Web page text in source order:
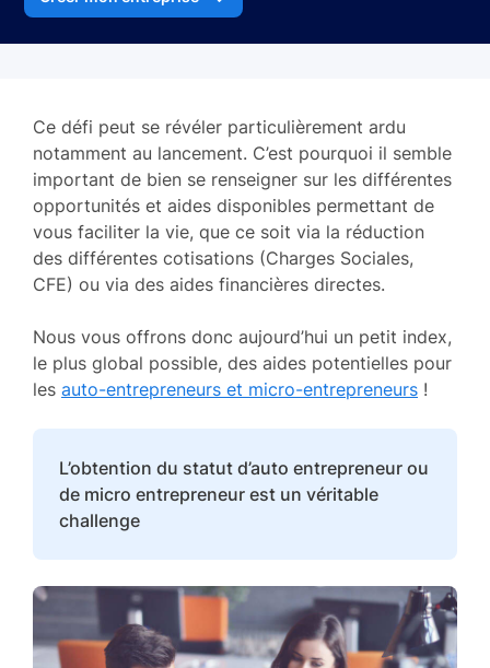
Ce défi peut se révéler particulièrement ardu
notamment au lancement. C’est pourquoi il semble
important de bien se renseigner sur les différentes
opportunités et aides disponibles permettant de
vous faciliter la vie, que ce soit via la réduction
des différentes cotisations (Charges Sociales,
CFE) ou via des aides financières directes.
Nous vous offrons donc aujourd’hui un petit index,
le plus global possible, des aides potentielles pour
les auto-entrepreneurs et micro-entrepreneurs !
L’obtention du statut d’auto entrepreneur ou
de micro entrepreneur est un véritable
challenge